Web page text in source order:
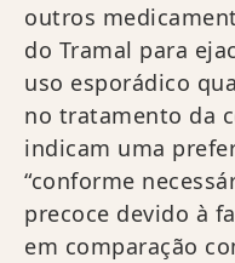
outros
do Tramal para
uso esporádico
no tratamento da
indicam uma
“conforme
precoce devido à
em comparação